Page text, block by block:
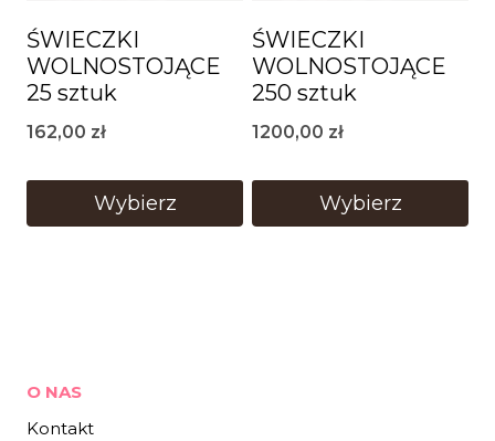
ŚWIECZKI
WOLNOSTOJĄCE
25 sztuk
162,00 zł
Wybierz
ŚWIECZKI
WOLNOSTOJĄCE
250 sztuk
1200,00 zł
Wybierz
O NAS
Kontakt